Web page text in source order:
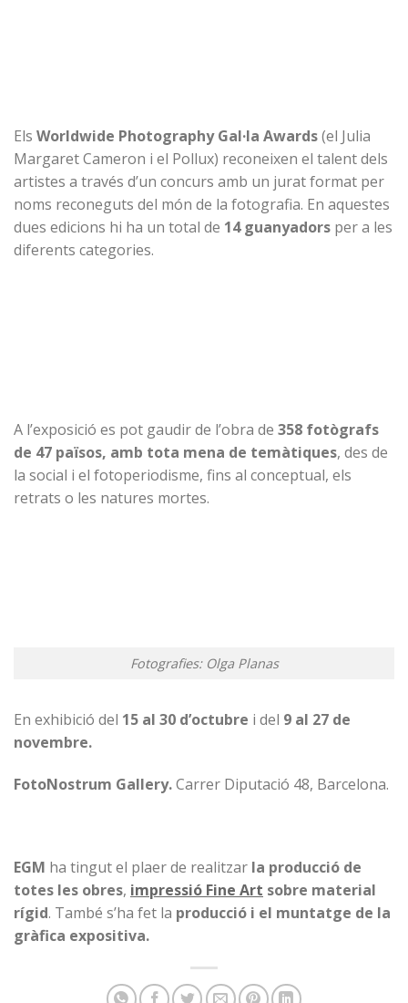
Els Worldwide Photography Gal·la Awards(el Julia
Margaret Cameron i el Pollux) reconeixen el talent dels
artistes a través d’un concurs amb un jurat format per
noms reconeguts del món de la fotografia. En aquestes
dues edicions hi ha un total de 14 guanyadors per a les
diferents categories.
A l’exposició es pot gaudir de l’obra de 358 fotògrafs
de 47 països, amb tota mena de temàtiques, des de
la social i el fotoperiodisme, fins al conceptual, els
retrats o les natures mortes.
Fotografies: Olga Planas
En exhibició del 15 al 30 d’octubre i del 9 al 27 de
novembre.
FotoNostrum Gallery.Carrer Diputació 48, Barcelona.
EGM ha tingut el plaer de realitzar la producció de
totes les obres, impressió Fine Art sobre material
rígid. També s’ha fet la producció i el muntatge de la
gràfica expositiva.